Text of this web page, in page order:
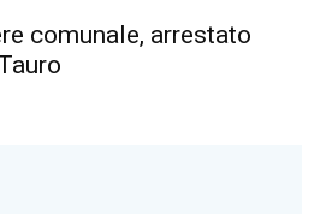
comunale, arrestato